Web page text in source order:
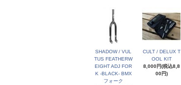
SHADOW / VUL
TUS FEATHERW
EIGHT ADJ FOR
K -BLACK- BMX
フォーク
CULT / DELUX T
OOL KIT
8,000円(税込8,8
00円)